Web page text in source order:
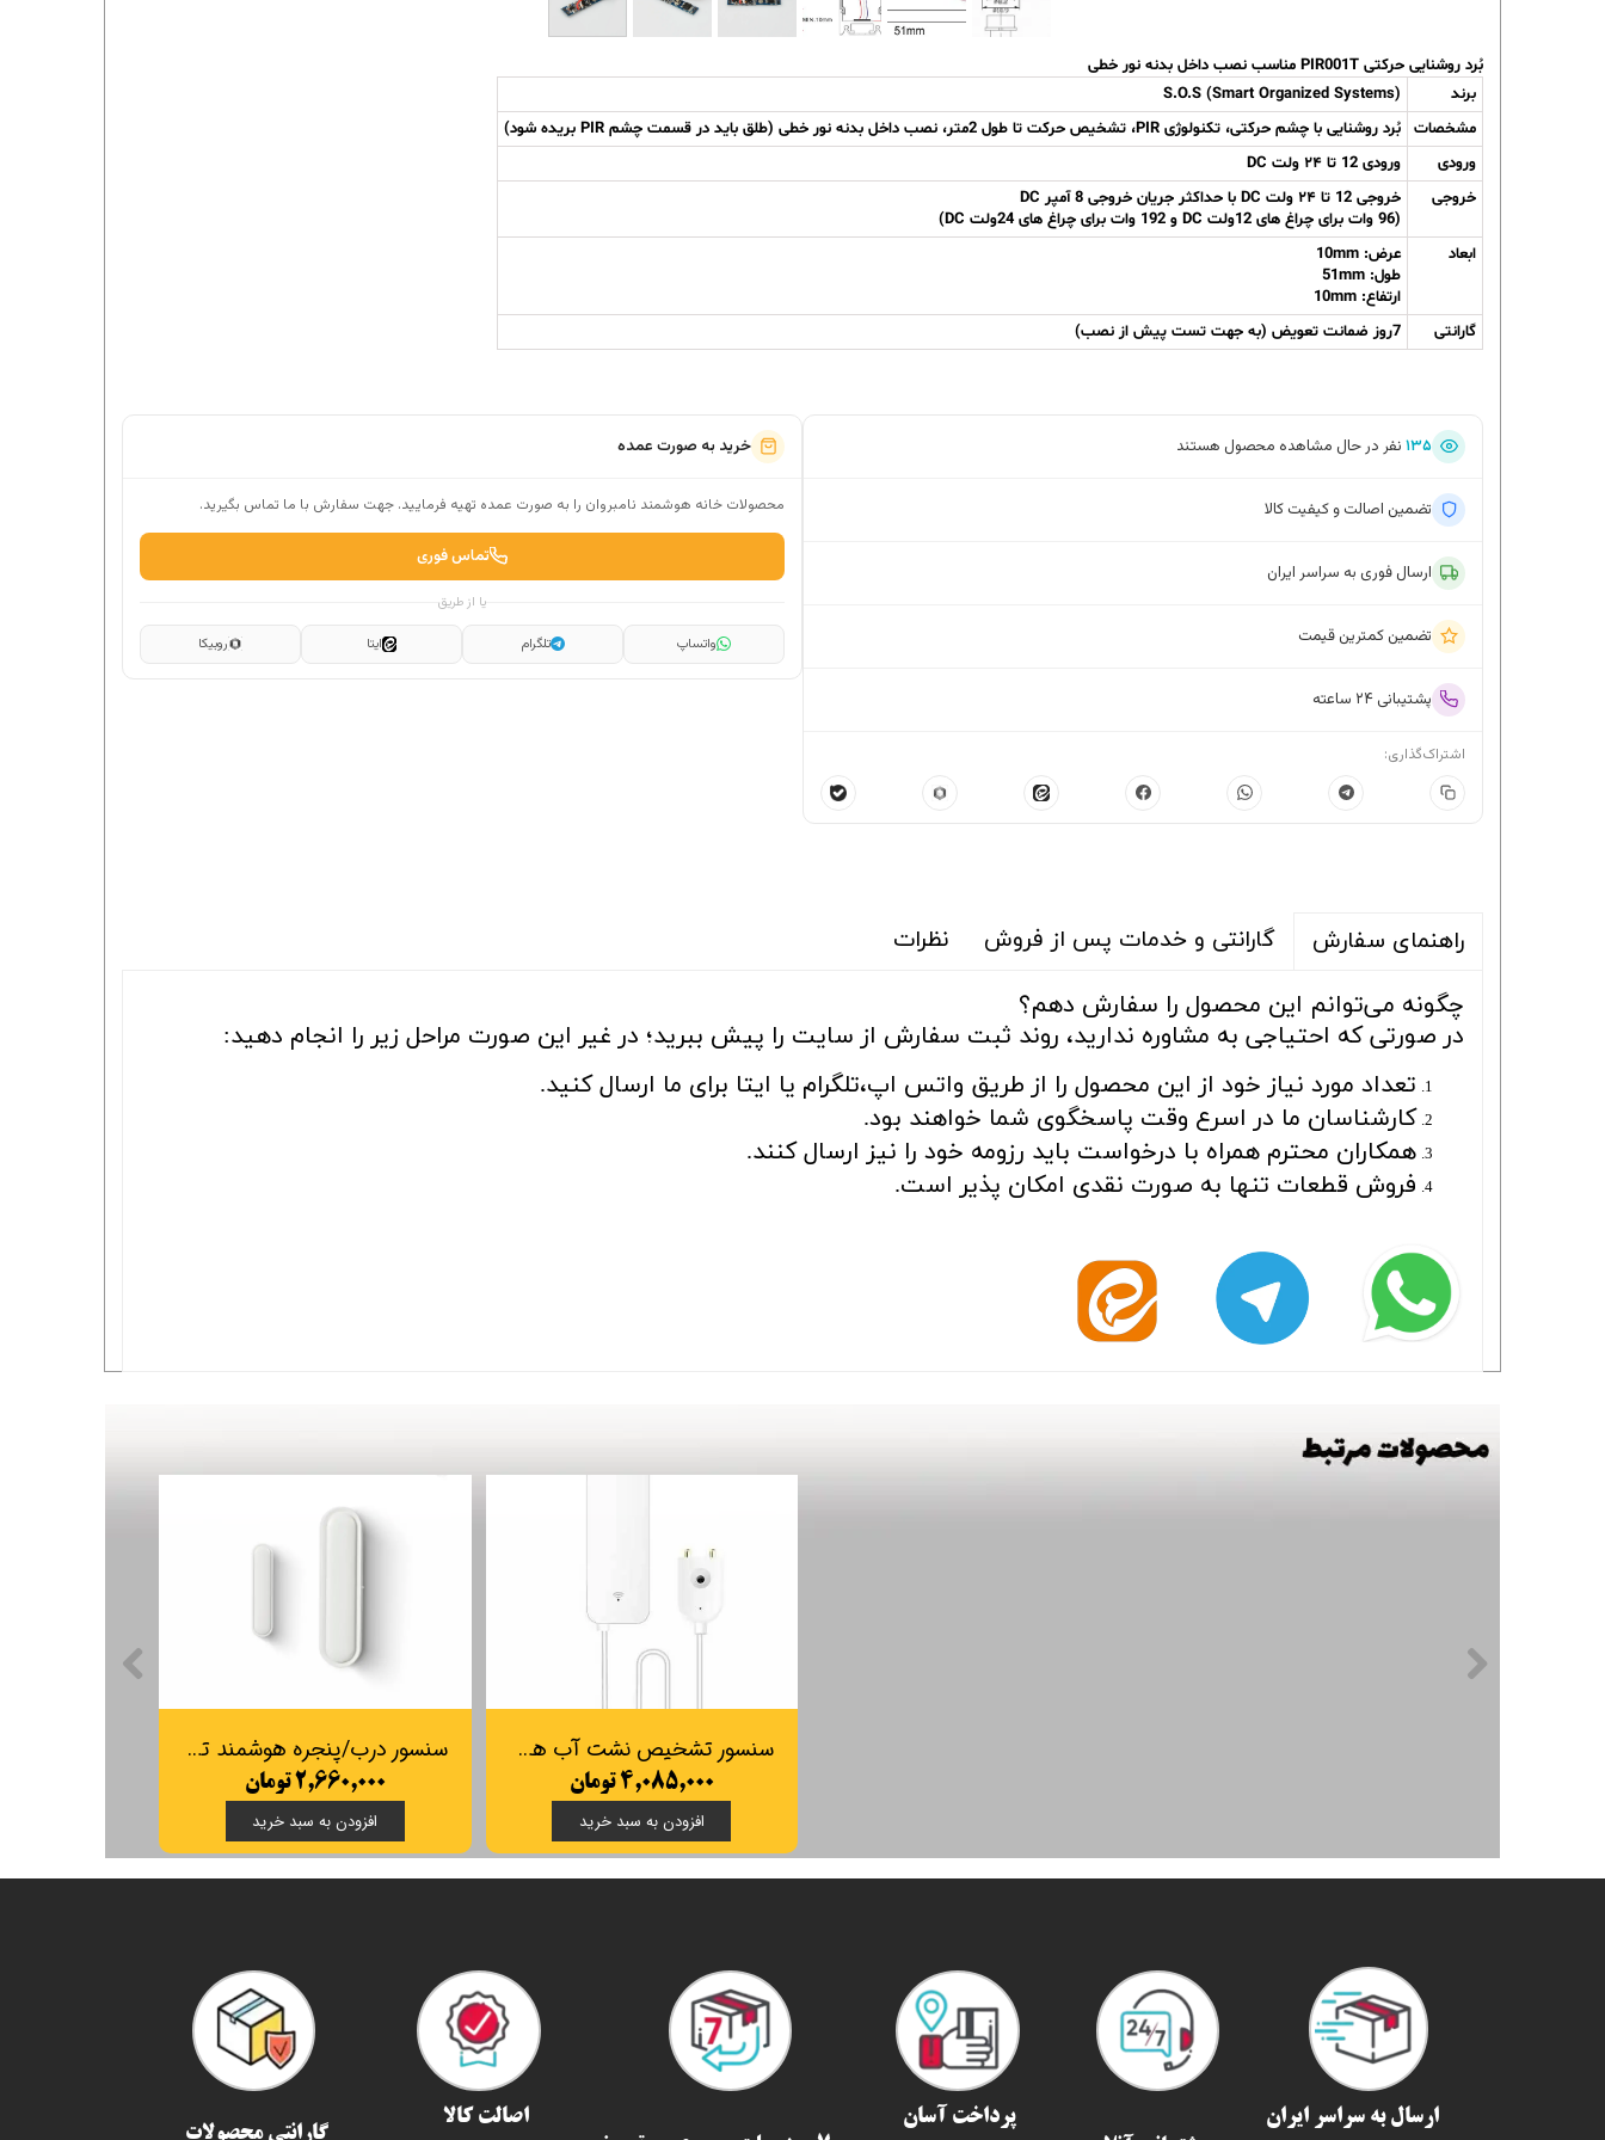
بُرد روشنایی حرکتی PIR001T مناسب نصب داخل بدنه نور خطی
برند
S.O.S (Smart Organized Systems)
مشخصات
بُرد روشنایی با چشم حرکتی، تکنولوژی PIR، تشخیص حرکت تا طول 2متر، نصب داخل بدنه نور خطی (طلق باید در قسمت چشم PIR بریده شود)
ورودی
ورودی 12 تا ۲۴ ولت DC
خروجی
خروجی 12 تا ۲۴ ولت DC با حداکثر جریان خروجی 8 آمپر DC
(96 وات برای چراغ های 12ولت DC و 192 وات برای چراغ های 24ولت DC)
ابعاد
عرض: 10mm
طول: 51mm
ارتفاع: 10mm
گارانتی
7روز ضمانت تعویض (به جهت تست پیش از نصب)
۱۳۴ نفر در حال مشاهده محصول هستند
تضمین اصالت و کیفیت کالا
ارسال فوری به سراسر ایران
تضمین کمترین قیمت
پشتیبانی ۲۴ ساعته
اشتراک‌گذاری:
خرید به صورت عمده
محصولات خانه هوشمند نامبروان را به صورت عمده تهیه فرمایید. جهت سفارش با ما تماس بگیرید.
تماس فوری
یا از طریق
واتساپ تلگرام ایتا روبیکا
راهنمای سفارش گارانتی و خدمات پس از فروش نظرات
چگونه می‌توانم این محصول را سفارش دهم؟
در صورتی که احتیاجی به مشاوره ندارید، روند ثبت سفارش از سایت را پیش ببرید؛ در غیر این صورت مراحل زیر را انجام دهید:
تعداد مورد نیاز خود از این محصول را از طریق واتس اپ،تلگرام یا ایتا برای ما ارسال کنید.
کارشناسان ما در اسرع وقت پاسخگوی شما خواهند بود.
همکاران محترم همراه با درخواست باید رزومه خود را نیز ارسال کنند.
فروش قطعات تنها به صورت نقدی امکان پذیر است.
سنسور درب/پنجره هوشمند تویا
۲,۶۶۰,۰۰۰ تومان
افزودن به سبد خرید
سنسور تشخیص نشت آب هوشمند TUYA مدل WIFI
۴,۰۸۵,۰۰۰ تومان
افزودن به سبد خرید
ارسال به سراسر ایران​​​​​​​
پرداخت آسان
اصالت کالا
گارانتی محصولات